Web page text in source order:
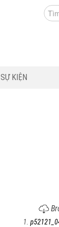
SỰ KIỆN
1.